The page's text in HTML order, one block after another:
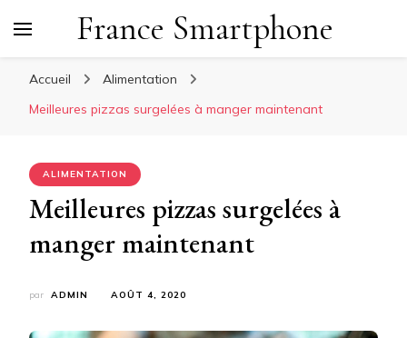
France Smartphone
Accueil
Alimentation
Meilleures pizzas surgelées à manger maintenant
ALIMENTATION
Meilleures pizzas surgelées à
manger maintenant
par ADMIN AOÛT 4, 2020